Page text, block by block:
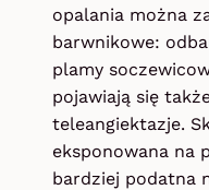
opalania można
barwnikowe:
plamy
pojawiają się
teleangiektazje.
eksponowana na
bardziej podatna